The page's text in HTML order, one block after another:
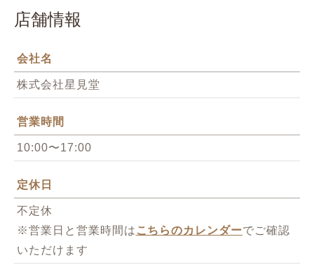
店舗情報
会社名
株式会社星見堂
営業時間
10:00〜17:00
定休日
不定休
※営業日と営業時間は こちらのカレンダーでご確認
いただけます